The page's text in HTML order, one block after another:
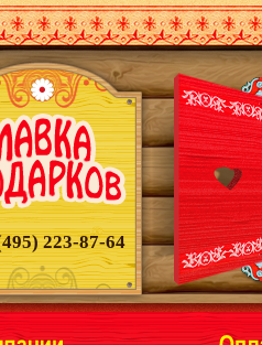
223-87-64